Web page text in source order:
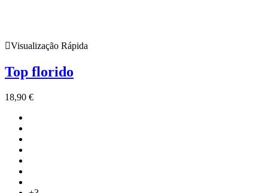
Visualização Rápida
Top florido
18,90 €